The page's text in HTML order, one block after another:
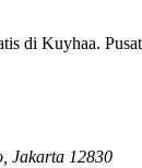
di Kuyhaa.
Jakarta 12830